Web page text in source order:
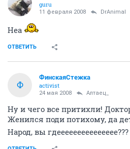
guru
11 февраля 2008 DrAnimal
Неа
ОТВЕТИТЬ
Ф
ФинскаяСтежка
activist
24 мая 2008 Алтаец_
Ну и чего все притихли!
Женился поди потихому, да
Народ, вы гдеееееееееееееее???